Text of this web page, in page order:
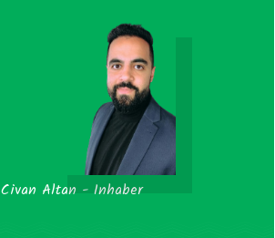
Teppichreinigung
Civan Altan - Inhaber